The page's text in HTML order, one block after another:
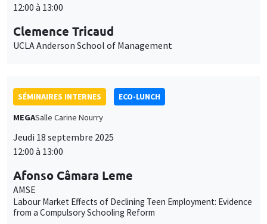
12:00 à 13:00
Clemence Tricaud
UCLA Anderson School of Management
SÉMINAIRES INTERNES
ECO-LUNCH
MEGASalle Carine Nourry
Jeudi 18 septembre 2025
12:00 à 13:00
Afonso Câmara Leme
AMSE
Labour Market Effects of Declining Teen Employment: Evidence
from a Compulsory Schooling Reform